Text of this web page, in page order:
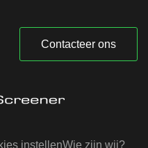
Contacteer ons
instellenWie zijn wij?